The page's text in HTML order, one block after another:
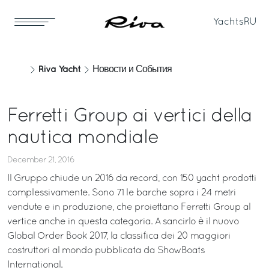
Yachts RU
Riva Yacht Новости и События
Ferretti Group ai vertici della
nautica mondiale
December 21, 2016
Il Gruppo chiude un 2016 da record, con 150 yacht prodotti
complessivamente. Sono 71 le barche sopra i 24 metri
vendute e in produzione, che proiettano Ferretti Group al
vertice anche in questa categoria. A sancirlo è il nuovo
Global Order Book 2017, la classifica dei 20 maggiori
costruttori al mondo pubblicata da ShowBoats
International.